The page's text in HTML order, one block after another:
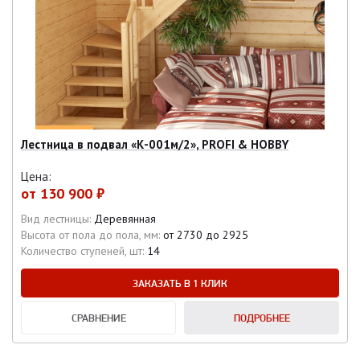
Лестница в подвал «К-001м/2», PROFI & HOBBY
Цена:
от 130 900 ₽
Вид лестницы: Деревянная
Высота от пола до пола, мм: от 2730 до 2925
Количество ступеней, шт: 14
ЗАКАЗАТЬ В 1 КЛИК
СРАВНЕНИЕ ПОДРОБНЕЕ